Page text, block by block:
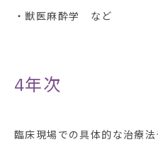
・獣医麻酔学 など
4年次
臨床現場での具体的な治療